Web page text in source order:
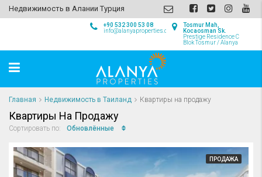
Недвижимость в Алании Турция
Tosmur Mah,
Kocaosman Sk.
Prestige Residence C
Blok Tosmur / Alanya
+90 532 300 53 08
info@alanyaproperties.com
Главная Недвижимость в Таиланд Квартиры на продажу
Квартиры На Продажу
Сортировать по: Обновлённые
ПРОДАЖА